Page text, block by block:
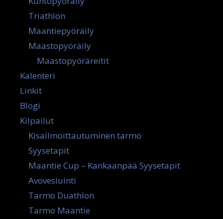
Triathlon
Maantiepyöräily
Maastopyöräily
Maastopyöräreitit
Kalenteri
Linkit
Blogi
Kilpailut
Kisailmoittautuminen tarmo
Syysetapit
Maantie Cup – Kankaanpää Syysetapit
Avovesiuinti
Tarmo Duathlon
Tarmo Maantie